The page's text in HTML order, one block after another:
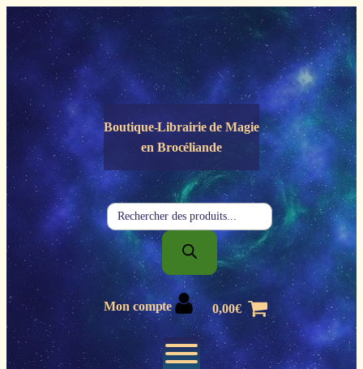
Panneau de gestion des cookies
Boutique-Librairie deMagie
en Brocéliande
Recherche
de
produits
Mon compte 0,00€